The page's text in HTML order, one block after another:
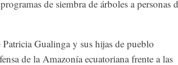
de siembra de árboles a personas
Gualinga y sus hijas de pueblo
de la Amazonía ecuatoriana frente a las